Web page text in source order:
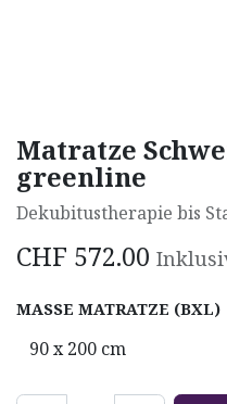
Matratze
greenline
Dekubitustherapie bis
CHF 572.00
MASSE MATRATZE (BXL)